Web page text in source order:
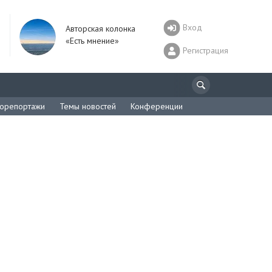
Авторская колонка
«Есть мнение»
Вход
Регистрация
Темы новостей Конференции